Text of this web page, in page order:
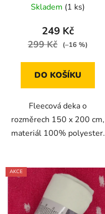
Skladem (1 ks)
249 Kč
299 Kč (–16 %)
DO KOŠÍKU
Fleecová deka o
rozměrech 150 x 200 cm,
materiál 100% polyester.
AKCE